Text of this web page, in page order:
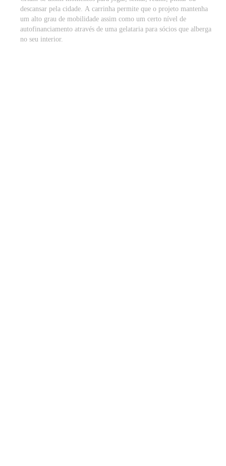
descansar pela cidade. A carrinha permite que o projeto mantenha
um alto grau de mobilidade assim como um certo nível de
autofinanciamento através de uma gelataria para sócios que alberga
no seu interior.